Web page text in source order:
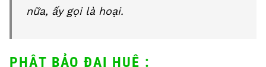
nữa, ấy gọi là hoại.
PHẬT BẢO ĐẠI HUỆ :